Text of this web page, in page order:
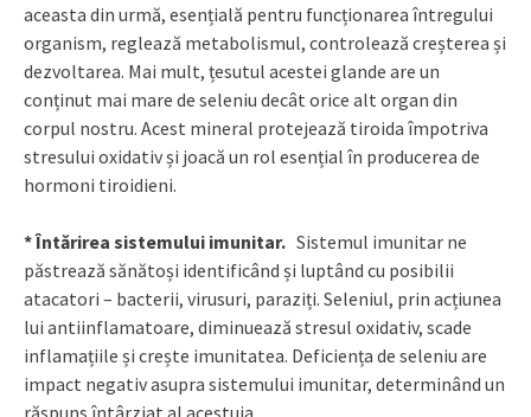
aceasta din urmă, esențială pentru funcționarea întregului
organism, reglează metabolismul, controlează creșterea și
dezvoltarea. Mai mult, țesutul acestei glande are un
conținut mai mare de seleniu decât orice alt organ din
corpul nostru. Acest mineral protejează tiroida împotriva
stresului oxidativ și joacă un rol esențial în producerea de
hormoni tiroidieni.
* Întărirea sistemului imunitar. Sistemul imunitar ne
păstrează sănătoși identificând și luptând cu posibilii
atacatori – bacterii, virusuri, paraziți. Seleniul, prin acțiunea
lui antiinflamatoare, diminuează stresul oxidativ, scade
inflamațiile și crește imunitatea. Deficiența de seleniu are
impact negativ asupra sistemului imunitar, determinând un